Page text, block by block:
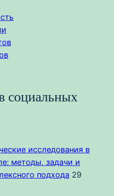
социальных
исследования в
методы, задачи и
подхода 29